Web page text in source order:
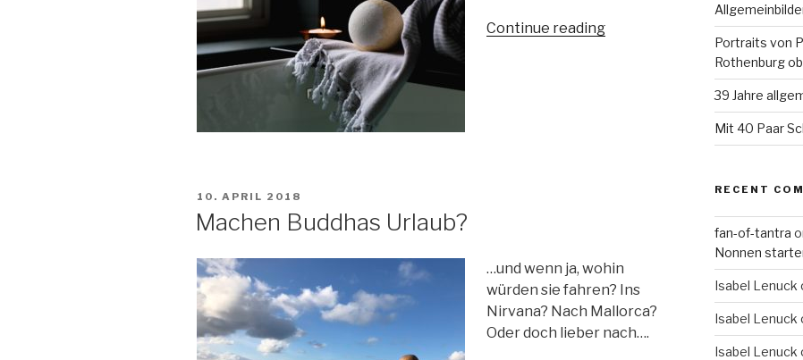
Continue reading“Bombenalarm-
POSTED
10. APRIL 2018
Machen Buddhas Urlaub?
…und wenn ja, wohin
würden sie fahren? Ins
Nirvana? Nach Mallorca?
Oder doch lieber nach….
Portraits von
Rothenburg
39 Jahre
Mit 40 Paar
RECENT
fan-of-tantra
Nonnen
Isabel Lenuck
Isabel Lenuck
Isabel Lenuck